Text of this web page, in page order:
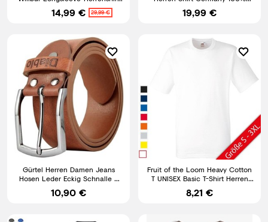
Grandad Shirt Männer
14,99 € 29,99 €
Baumwolle bis 5XL
19,99 €
Gürtel Herren Damen Jeans
Hosen Leder Eckig Schnalle 4
cm Breit Schwarz Braun
10,90 €
Fruit of the Loom Heavy Cotton
T UNISEX Basic T-Shirt Herren
Damen Shirt NEU
8,21 €